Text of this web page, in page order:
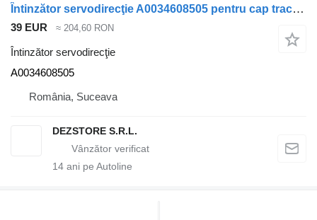
Întinzător servodirecţie A0034608505 pentru cap tractor Mercedes-Benz ACTROS MP4
39 EUR ≈ 204,60 RON
Întinzător servodirecţie
A0034608505
România, Suceava
DEZSTORE S.R.L.
14 ani pe Autoline